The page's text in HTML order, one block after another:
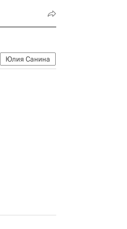
Юлия Санина